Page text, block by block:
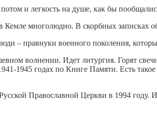
и легкость на душе, как бы
Кемле многолюдно. В скорбных
– правнуки военного поколения,
волнении. Идет литургия. Горят
1945 годах по Книге Памяти. Есть
Православной Церкви в 1994 году. И